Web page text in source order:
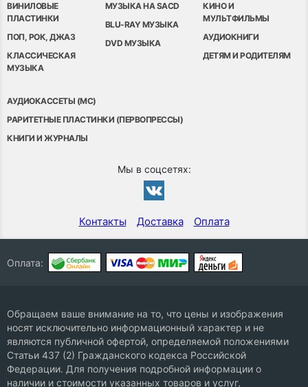
ВИНИЛОВЫЕ
ПЛАСТИНКИ
ПОП, РОК, ДЖАЗ
КЛАССИЧЕСКАЯ
МУЗЫКА
МУЗЫКА НА SACD
BLU-RAY МУЗЫКА
DVD МУЗЫКА
КИНО И
МУЛЬТФИЛЬМЫ
АУДИОКНИГИ
ДЕТЯМ И РОДИТЕЛЯМ
АУДИОКАССЕТЫ (MC)
РАРИТЕТНЫЕ ПЛАСТИНКИ (ПЕРВОПРЕССЫ)
КНИГИ И ЖУРНАЛЫ
Мы в соцсетях:
Контакты Доставка Оплата
Оплата:
Обращаем ваше внимание на то, что цены и изображения
носят исключительно информационный характер и не
являются публичной офертой, определяемой положениями
Статьи 437 (2) Гражданского кодекса Российской
Федерации. Для получения подробной информации о
наличии и стоимости указанных товаров и услуг,